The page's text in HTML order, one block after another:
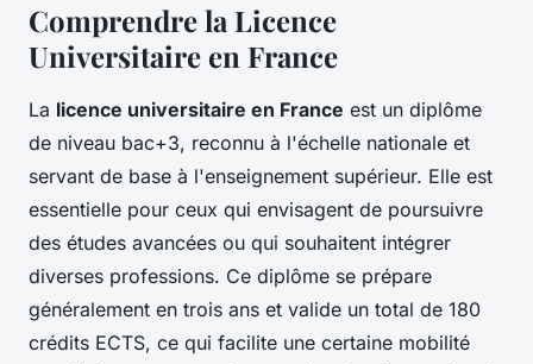
Comprendre la Licence
Universitaire en France
La licence universitaire en France est un diplôme
de niveau bac+3, reconnu à l'échelle nationale et
servant de base à l'enseignement supérieur. Elle est
essentielle pour ceux qui envisagent de poursuivre
des études avancées ou qui souhaitent intégrer
diverses professions. Ce diplôme se prépare
généralement en trois ans et valide un total de 180
crédits ECTS, ce qui facilite une certaine mobilité